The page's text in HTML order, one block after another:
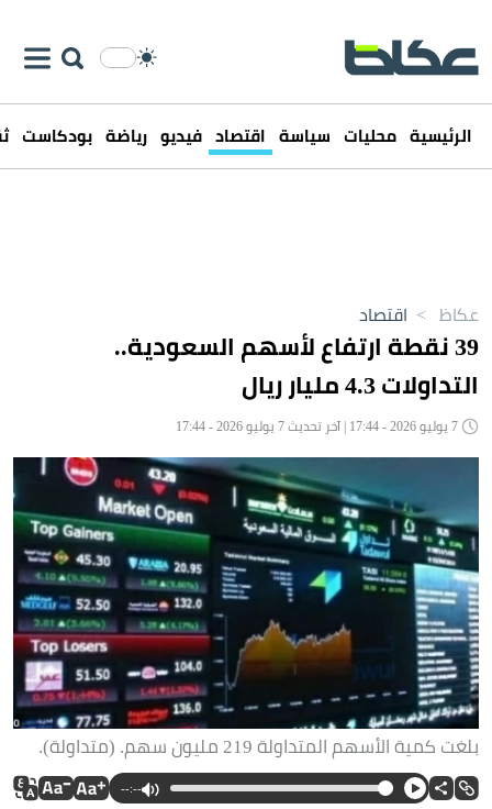
الرئيسية محليات سياسة اقتصاد فيديو رياضة بودكاست
عكاظ > اقتصاد
39 نقطة ارتفاع لأسهم السعودية..
التداولات 4.3 مليار ريال
بلغت كمية الأسهم المتداولة 219 مليون سهم. (متداولة).
--:--